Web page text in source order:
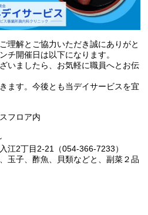
理解とご協力いただき誠にありがと
チ開催日は以下になります。
いましたら、お気軽に職員へとお伝
ます。今後とも当デイサービスを宜
フロア内
2丁目2-21（054-366-7233）
玉子、酢魚、貝類などと、副菜２品